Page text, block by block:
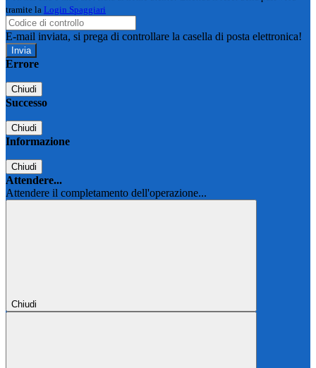
tramite la Login Spaggiari
E-mail inviata, si prega di controllare la casella di posta elettronica!
Errore
Chiudi
Successo
Chiudi
Informazione
Chiudi
Attendere...
Attendere il completamento dell'operazione...
Chiudi